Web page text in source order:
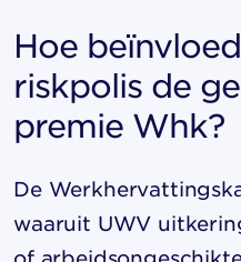
Hoe
riskpolis de
premie Whk?
De
waaruit UWV